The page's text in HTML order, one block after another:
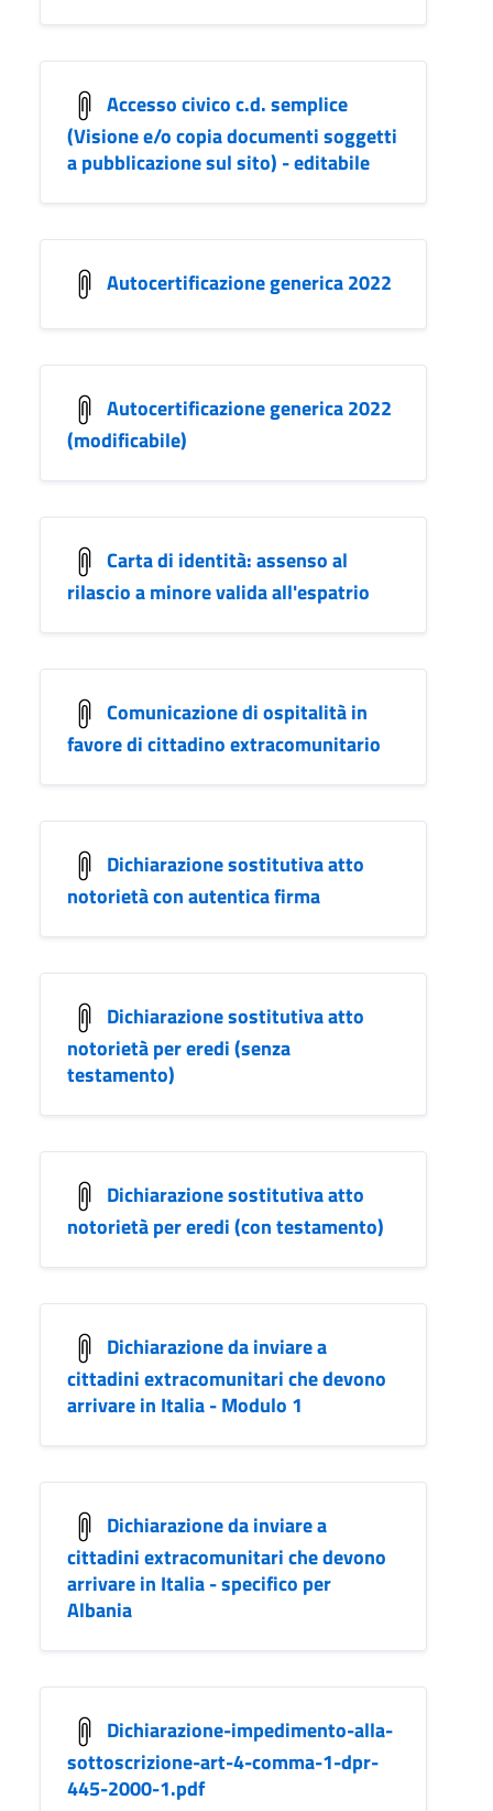
Accesso civico c.d. semplice
(Visione e/o copia documenti soggetti
a pubblicazione sul sito) - editabile
Autocertificazione generica 2022
Autocertificazione generica 2022
(modificabile)
Carta di identità: assenso al
rilascio a minore valida all'espatrio
Comunicazione di ospitalità in
favore di cittadino extracomunitario
Dichiarazione sostitutiva atto
notorietà con autentica firma
Dichiarazione sostitutiva atto
notorietà per eredi (senza
testamento)
Dichiarazione sostitutiva atto
notorietà per eredi (con testamento)
Dichiarazione da inviare a
cittadini extracomunitari che devono
arrivare in Italia - Modulo 1
Dichiarazione da inviare a
cittadini extracomunitari che devono
arrivare in Italia - specifico per
Albania
Dichiarazione-impedimento-alla-
sottoscrizione-art-4-comma-1-dpr-
445-2000-1.pdf